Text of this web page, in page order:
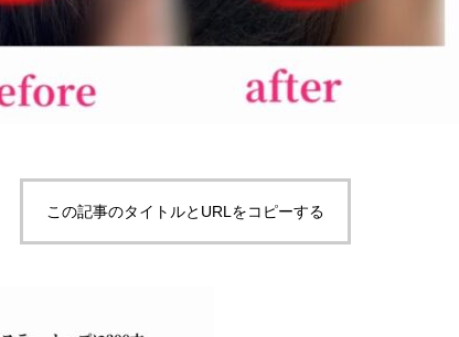
この記事のタイトルとURLをコピーする